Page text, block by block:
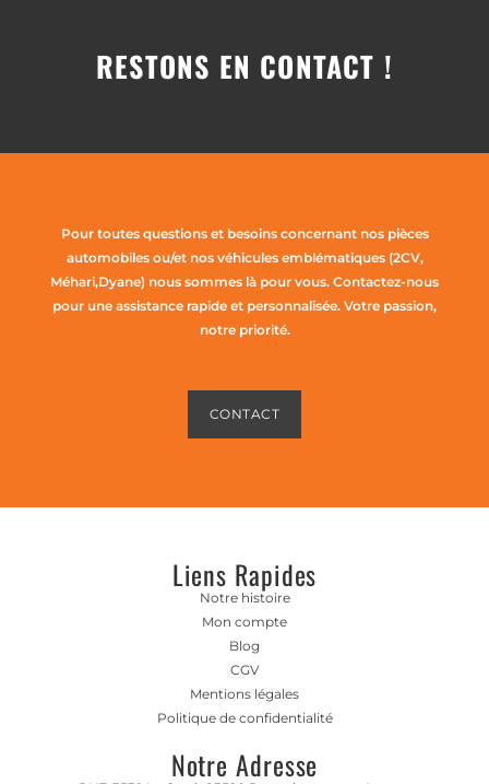
RESTONS EN CONTACT !
Pour toutes questions et besoins concernant nos pièces
automobiles ou/et nos véhicules emblématiques (2CV,
Méhari,Dyane) nous sommes là pour vous. Contactez-nous
pour une assistance rapide et personnalisée. Votre passion,
notre priorité.
CONTACT
Liens Rapides
Notre histoire
Mon compte
Blog
CGV
Mentions légales
Politique de confidentialité
Notre Adresse